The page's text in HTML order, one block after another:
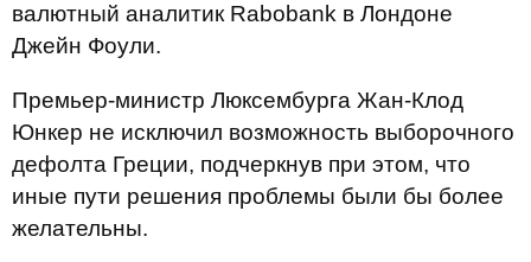
валютный аналитик Rabobank в Лондоне
Джейн Фоули.
Премьер-министр Люксембурга Жан-Клод
Юнкер не исключил возможность выборочного
дефолта Греции, подчеркнув при этом, что
иные пути решения проблемы были бы более
желательны.